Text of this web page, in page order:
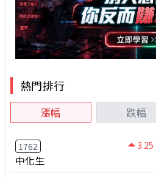
熱門排行
漲幅 跌幅
1762 3.25
中化生